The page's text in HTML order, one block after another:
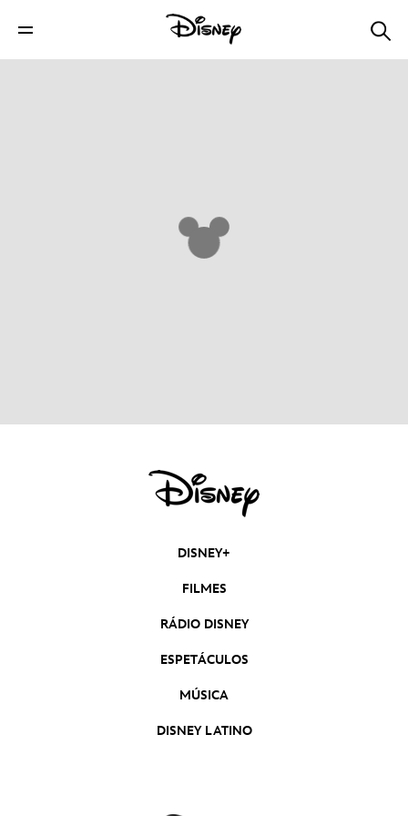
DISNEY+
FILMES
RÁDIO DISNEY
ESPETÁCULOS
MÚSICA
DISNEY LATINO